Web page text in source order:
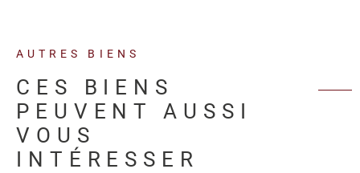
AUTRES BIENS
CES BIENS
PEUVENT AUSSI
VOUS
INTÉRESSER